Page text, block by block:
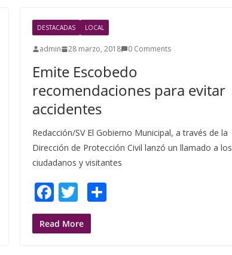
o
o
k
DESTACADAS LOCAL
admin 28 marzo, 2018 0 Comments
Emite Escobedo
recomendaciones para evitar
accidentes
Redacción/SV El Gobierno Municipal, a través de la
Dirección de Protección Civil lanzó un llamado a los
ciudadanos y visitantes
F
ac
e
T
w
itt
S
Read More